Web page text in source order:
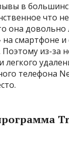
в
что
она довольно
на смартфоне
Поэтому из-за
легкого
телефона